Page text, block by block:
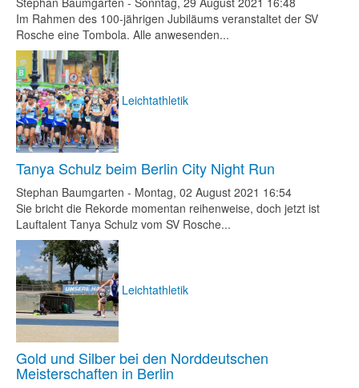
Im Rahmen des 100-jährigen Jubiläums veranstaltet der SV
Rosche eine Tombola. Alle anwesenden...
Leichtathletik
Tanya Schulz beim Berlin City Night Run
Stephan Baumgarten - Montag, 02 August 2021 16:54
Sie bricht die Rekorde momentan reihenweise, doch jetzt ist
Lauftalent Tanya Schulz vom SV Rosche...
Leichtathletik
Gold und Silber bei den Norddeutschen
Meisterschaften in Berlin